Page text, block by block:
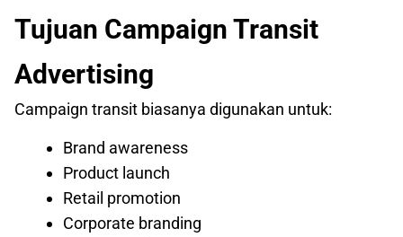
Tujuan Campaign Transit
Advertising
Campaign transit biasanya digunakan untuk:
Brand awareness
Product launch
Retail promotion
Corporate branding